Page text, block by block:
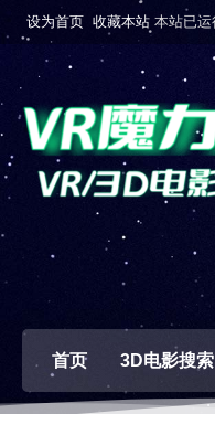
设为首页 收藏本站 本站已
首页 3D电影搜索